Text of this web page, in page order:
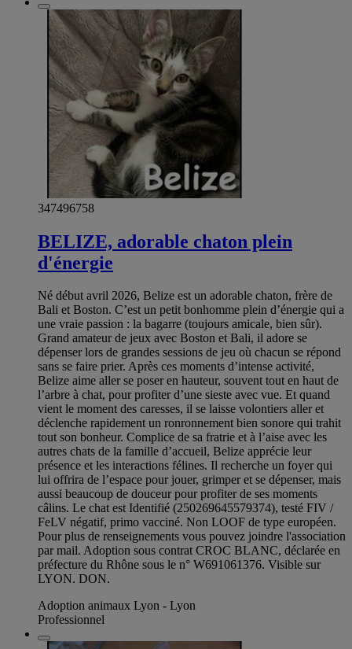
347496758
BELIZE, adorable chaton plein
d'énergie
Né début avril 2026, Belize est un adorable chaton, frère de
Bali et Boston. C’est un petit bonhomme plein d’énergie qui a
une vraie passion : la bagarre (toujours amicale, bien sûr).
Grand amateur de jeux avec Boston et Bali, il adore se
dépenser lors de grandes sessions de jeu où chacun se répond
sans se faire prier. Après ces moments d’intense activité,
Belize aime aller se poser en hauteur, souvent tout en haut de
l’arbre à chat, pour profiter d’une sieste avec vue. Et quand
vient le moment des caresses, il se laisse volontiers aller et
déclenche rapidement un ronronnement bien sonore qui trahit
tout son bonheur. Complice de sa fratrie et à l’aise avec les
autres chats de la famille d’accueil, Belize apprécie leur
présence et les interactions félines. Il recherche un foyer qui
lui offrira de l’espace pour jouer, grimper et se dépenser, mais
aussi beaucoup de douceur pour profiter de ses moments
câlins. Le chat est Identifié (250269645579374), testé FIV /
FeLV négatif, primo vacciné. Non LOOF de type européen.
Pour plus de renseignements vous pouvez joindre l'association
par mail. Adoption sous contrat CROC BLANC, déclarée en
préfecture du Rhône sous le n° W691061376. Visible sur
LYON. DON.
Adoption animaux Lyon - Lyon
Professionnel